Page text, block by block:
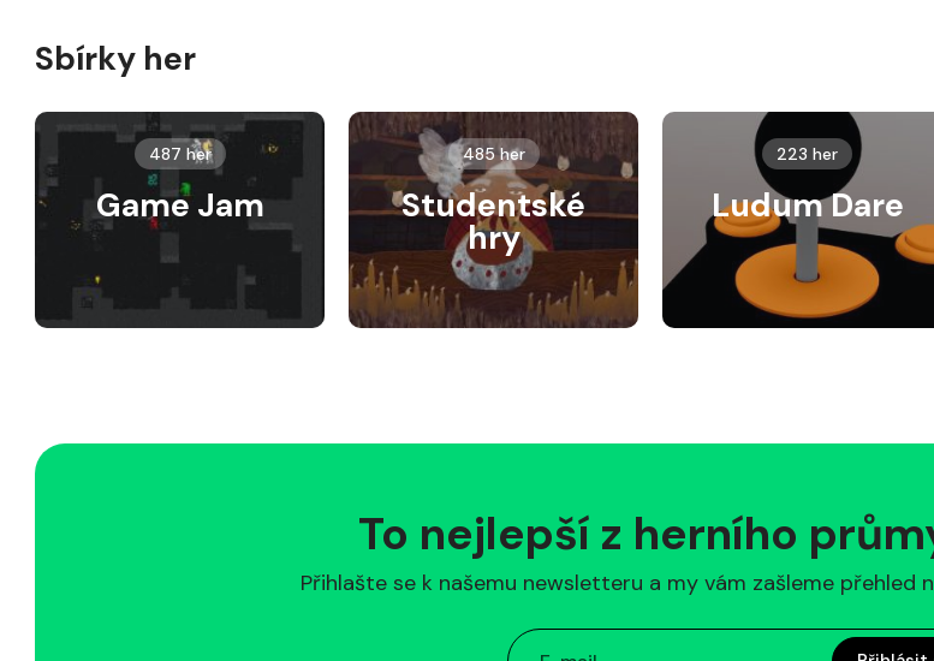
Sbírky her
487 her
Game Jam
485 her
Studentské
hry
223 her
Ludum Dare
To nejlepší z herního
Přihlašte se k našemu newsletteru a my vám zašleme přehled